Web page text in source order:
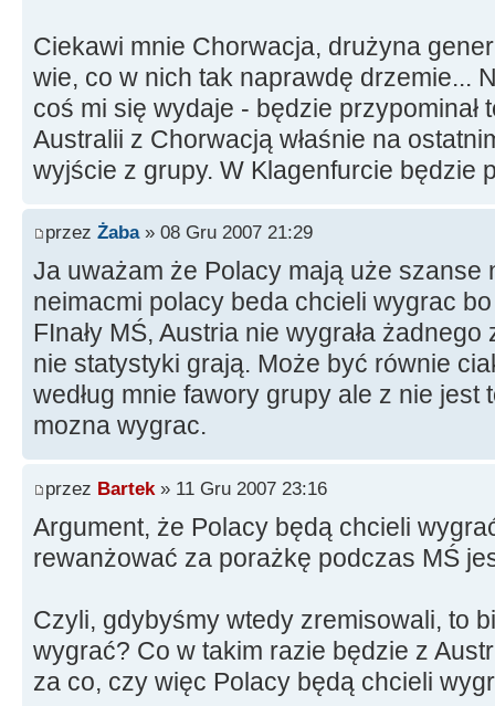
Ciekawi mnie Chorwacja, drużyna
wie, co w nich tak naprawdę drzemie...
coś mi się wydaje - będzie przypominał
Australii z Chorwacją właśnie na
wyjście z grupy. W Klagenfurcie będzie
przez Żaba» 08 Gru 2007 21:29
Ja uważam że Polacy mają uże szanse
neimacmi polacy beda chcieli wygrac
FInały MŚ, Austria nie wygrała
nie statystyki grają. Może być równie
według mnie fawory grupy ale z nie jest
mozna wygrac.
przez Bartek » 11 Gru 2007 23:16
Argument, że Polacy będą chcieli
rewanżować za porażkę podczas MŚ
Czyli, gdybyśmy wtedy zremisowali, to
wygrać? Co w takim razie będzie z
za co, czy więc Polacy będą chcieli